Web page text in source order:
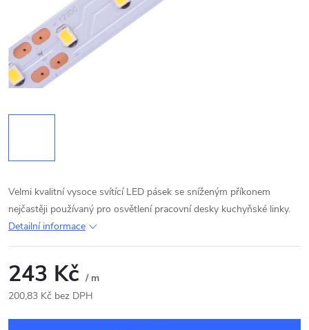
Velmi kvalitní vysoce svítící LED pásek se sníženým příkonem
nejčastěji používaný pro osvětlení pracovní desky kuchyňské linky.
Detailní informace
243 Kč / m
200,83 Kč bez DPH